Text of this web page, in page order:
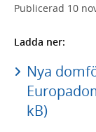
Publicerad 10
Ladda ner:
Nya
kB)